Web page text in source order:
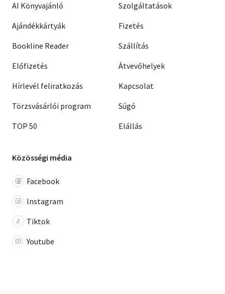
AI Könyvajánló
Ajándékkártyák
Bookline Reader
Előfizetés
Hírlevél feliratkozás
Törzsvásárlói program
TOP 50
Szolgáltatások
Fizetés
Szállítás
Átvevőhelyek
Kapcsolat
Súgó
Elállás
Közösségi média
Facebook
Instagram
Tiktok
Youtube